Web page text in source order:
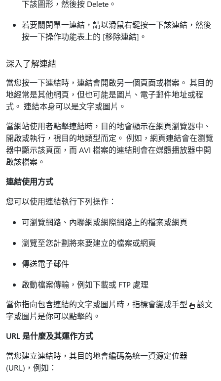
下該圖形，然後按 Delete。
若要關閉單一連結，請以滑鼠右鍵按一下該連結，然後
按一下操作功能表上的 [移除連結] 。
深入了解連結
當您按一下連結時，連結會開啟另一個頁面或檔案。 其目的
地經常是其他網頁，但也可能是圖片、電子郵件地址或程
式。 連結本身可以是文字或圖片。
當網站使用者點擊連結時，目的地會顯示在網頁瀏覽器中、
開啟或執行，視目的地類型而定。 例如，網頁連結會在瀏覽
器中顯示該頁面，而 AVI 檔案的連結則會在媒體播放器中開
啟該檔案。
連結使用方式
您可以使用連結執行下列操作：
可瀏覽網路、內聯網或網際網路上的檔案或網頁
瀏覽至您計劃將來要建立的檔案或網頁
傳送電子郵件
啟動檔案傳輸，例如下載或 FTP 處理
當你指向包含連結的文字或圖片時，指標會變成手型
該文
字或圖片是你可以點擊的。
URL 是什麼及其運作方式
當您建立連結時，其目的地會編碼為統一資源定位器
(URL)，例如：